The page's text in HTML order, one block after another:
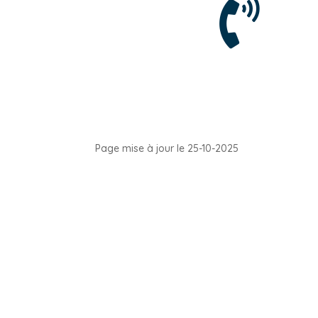

Page mise à jour le 25-10-2025